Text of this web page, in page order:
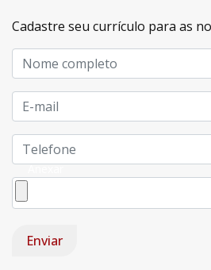
Cadastre seu currículo para as